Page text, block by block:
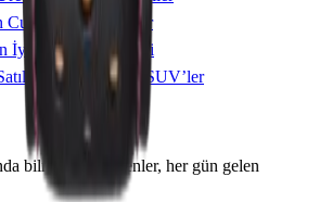
Cumhuriyet’e Saatler
İyi 8 Kayak Merkezi
Elektrikli 4×4 SUV’ler
bilmeniz gerekenler, her gün gelen